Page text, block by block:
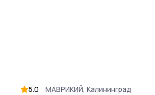
5.0 МАВРИКИЙ, Калининград